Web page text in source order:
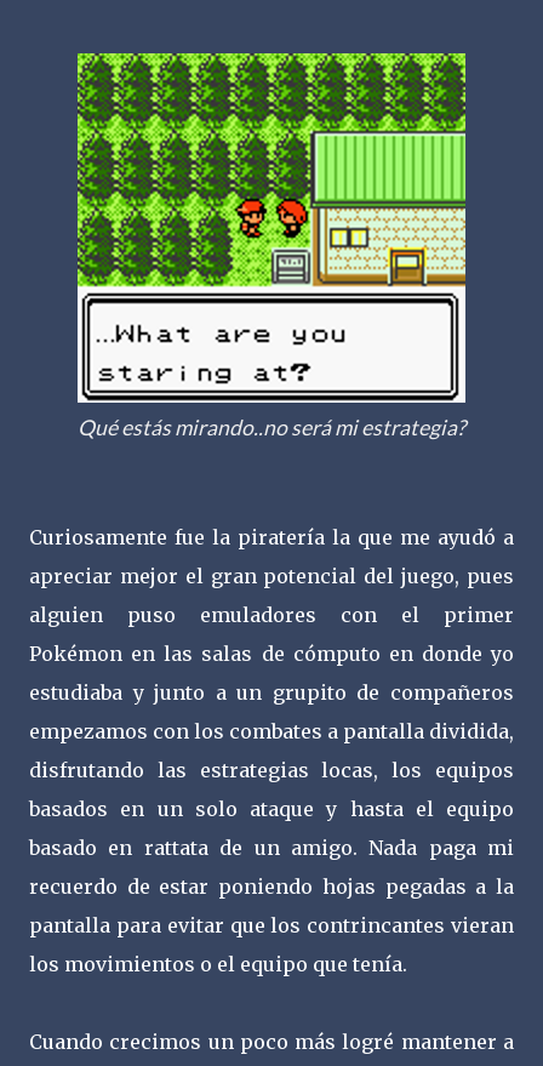
Qué estás mirando..no será mi estrategia?
Curiosamente fue la piratería la que me ayudó a
apreciar mejor el gran potencial del juego, pues
alguien puso emuladores con el primer
Pokémon en las salas de cómputo en donde yo
estudiaba y junto a un grupito de compañeros
empezamos con los combates a pantalla dividida,
disfrutando las estrategias locas, los equipos
basados en un solo ataque y hasta el equipo
basado en rattata de un amigo. Nada paga mi
recuerdo de estar poniendo hojas pegadas a la
pantalla para evitar que los contrincantes vieran
los movimientos o el equipo que tenía.
Cuando crecimos un poco más logré mantener a